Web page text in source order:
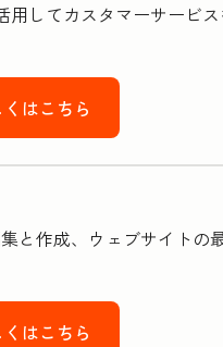
してカスタマーサービ
はこちら
作成、ウェブサイトの
はこちら